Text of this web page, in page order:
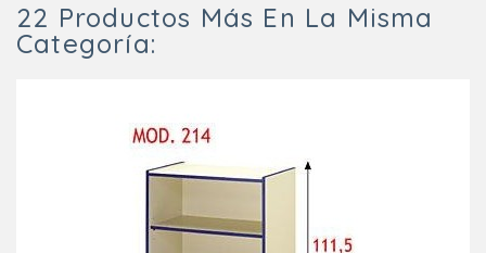
22 Productos Más En La Misma
Categoría: